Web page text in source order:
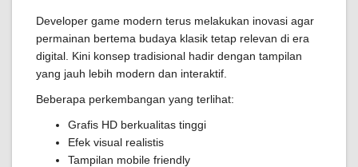
Developer game modern terus melakukan inovasi agar
permainan bertema budaya klasik tetap relevan di era
digital. Kini konsep tradisional hadir dengan tampilan
yang jauh lebih modern dan interaktif.
Beberapa perkembangan yang terlihat:
Grafis HD berkualitas tinggi
Efek visual realistis
Tampilan mobile friendly